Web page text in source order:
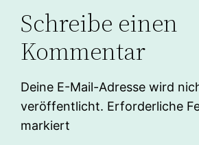
Schreibe einen
Kommentar
Deine E-Mail-Adresse wird
veröffentlicht. Erforderliche
markiert